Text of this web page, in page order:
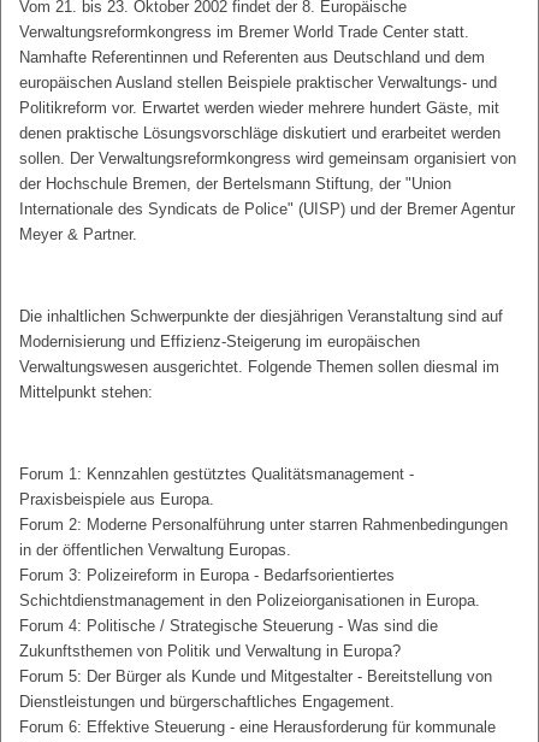
Vom 21. bis 23. Oktober 2002 findet der 8. Europäische
Verwaltungsreformkongress im Bremer World Trade Center statt.
Namhafte Referentinnen und Referenten aus Deutschland und dem
europäischen Ausland stellen Beispiele praktischer Verwaltungs- und
Politikreform vor. Erwartet werden wieder mehrere hundert Gäste, mit
denen praktische Lösungsvorschläge diskutiert und erarbeitet werden
sollen. Der Verwaltungsreformkongress wird gemeinsam organisiert von
der Hochschule Bremen, der Bertelsmann Stiftung, der "Union
Internationale des Syndicats de Police" (UISP) und der Bremer Agentur
Meyer & Partner.
Die inhaltlichen Schwerpunkte der diesjährigen Veranstaltung sind auf
Modernisierung und Effizienz-Steigerung im europäischen
Verwaltungswesen ausgerichtet. Folgende Themen sollen diesmal im
Mittelpunkt stehen:
Forum 1: Kennzahlen gestütztes Qualitätsmanagement -
Praxisbeispiele aus Europa.
Forum 2: Moderne Personalführung unter starren Rahmenbedingungen
in der öffentlichen Verwaltung Europas.
Forum 3: Polizeireform in Europa - Bedarfsorientiertes
Schichtdienstmanagement in den Polizeiorganisationen in Europa.
Forum 4: Politische / Strategische Steuerung - Was sind die
Zukunftsthemen von Politik und Verwaltung in Europa?
Forum 5: Der Bürger als Kunde und Mitgestalter - Bereitstellung von
Dienstleistungen und bürgerschaftliches Engagement.
Forum 6: Effektive Steuerung - eine Herausforderung für kommunale